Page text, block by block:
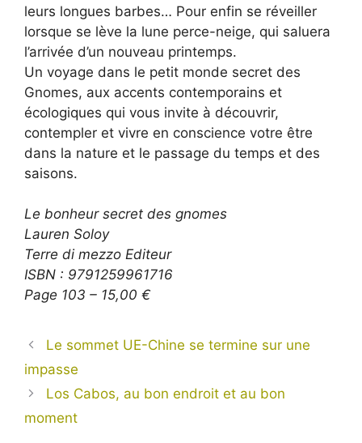
leurs longues barbes… Pour enfin se réveiller
lorsque se lève la lune perce-neige, qui saluera
l’arrivée d’un nouveau printemps.
Un voyage dans le petit monde secret des
Gnomes, aux accents contemporains et
écologiques qui vous invite à découvrir,
contempler et vivre en conscience votre être
dans la nature et le passage du temps et des
saisons.
Le bonheur secret des gnomes
Lauren Soloy
Terre di mezzo Editeur
ISBN : 9791259961716
Page 103 – 15,00 €
Le sommet UE-Chine se termine sur une
impasse
Los Cabos, au bon endroit et au bon
moment